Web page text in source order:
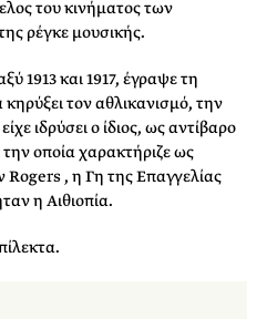
του κινήματος των
ρέγκε μουσικής.
1913 και 1917, έγραψε τη
τον αθλικανισμό, την
ιδρύσει ο ίδιος, ως αντίβαρο
οποία χαρακτήριζε ως
Rogers , η Γη της Επαγγελίας
η Αιθιοπία.